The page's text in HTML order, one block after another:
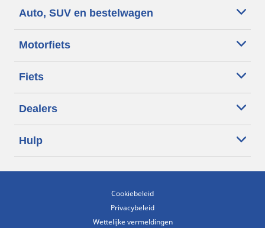
Auto, SUV en bestelwagen
Motorfiets
Fiets
Dealers
Hulp
Cookiebeleid
Privacybeleid
Wettelijke vermeldingen